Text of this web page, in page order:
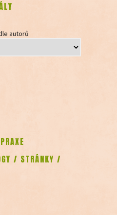
autorů
/ STRÁNKY /